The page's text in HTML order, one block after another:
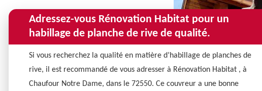
Adressez-vous Rénovation Habitat pour un
habillage de planche de rive de qualité.
Si vous recherchez la qualité en matière d’habillage de planches de
rive, il est recommandé de vous adresser à Rénovation Habitat , à
Chaufour Notre Dame, dans le 72550. Ce couvreur a une bonne